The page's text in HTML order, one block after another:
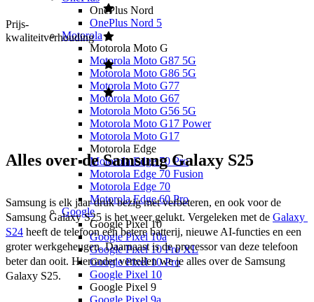
OnePlus Nord
OnePlus Nord 5
Motorola
Motorola Moto G
Motorola Moto G87 5G
Motorola Moto G86 5G
Motorola Moto G77
Motorola Moto G67
Motorola Moto G56 5G
Motorola Moto G17 Power
Motorola Moto G17
Motorola Edge
Motorola Edge 70 Pro
Motorola Edge 70 Fusion
Motorola Edge 70
Motorola Edge 60 Pro
Google
Google Pixel 10
Google Pixel 10a
Google Pixel 10 Pro XL
Google Pixel 10 Pro
Google Pixel 10
Google Pixel 9
Google Pixel 9a
Prijs-
kwaliteitverhouding
Alles over de Samsung Galaxy S25
Samsung is elk jaar druk bezig met verbeteren, en ook voor de
Samsung Galaxy S25 is het weer gelukt. Vergeleken met de Galaxy
S24 heeft de telefoon een betere batterij, nieuwe AI-functies en een
groter werkgeheugen. Daarnaast is de processor van deze telefoon
beter dan ooit. Hieronder vertellen we je alles over de Samsung
Galaxy S25.